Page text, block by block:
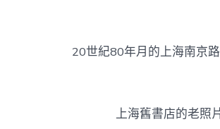
十
年
上
20世紀80年月的上海南京
上海舊書店的老照片